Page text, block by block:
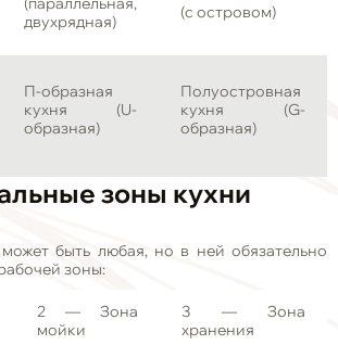
двухрядная)
(с островом)
П-образная
кухня (U-
образная)
Полуостровная
кухня (G-
образная)
зоны кухни
быть любая, но в ней обязательно
зоны:
2 — Зона
мойки
3 — Зона
хранения